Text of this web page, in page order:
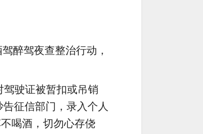
醉驾夜查整治行动，
驶证被暂扣或吊销
征信部门，录入个人
喝酒，切勿心存侥